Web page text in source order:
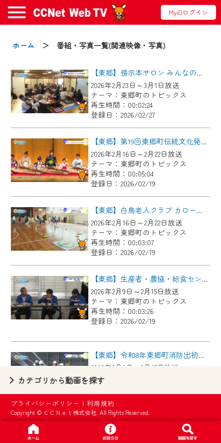
MyiDログイン
ホーム ＞ 番組・写真一覧(関連映像・写真)
【東郷】傍示本サロン みんなの食堂
2026年2月23日～3月1日放送
テーマ：東郷町のトピックス
再生時間：00:02:24
登録日：2026/02/27
【東郷】第19回東郷町伝統文化発表会
2026年2月16日～2月22日放送
テーマ：東郷町のトピックス
再生時間：00:05:04
登録日：2026/02/19
【東郷】白鳥老人クラブ カローリング大会
2026年2月16日～2月22日放送
テーマ：東郷町のトピックス
再生時間：00:03:07
登録日：2026/02/19
【東郷】生産者・農協・給食センター 三者交流会
2026年2月9日～2月15日放送
テーマ：東郷町のトピックス
再生時間：00:03:26
登録日：2026/02/19
【東郷】令和8年東郷町消防出初・観閲式
2026年2月9日～2月15日放送
テーマ：東郷町のトピックス
再生時間：00:02:55
登録日：2026/02/19
【東郷】富士浅間神社 天井画奉納式
2026年2月2日～2月8日放送
カテゴリから動画を探す
プライバシーポリシー |利用規約
Copyright © ＣＣＮｅｔ株式会社. All Rights Reserved.
お知らせ
2024/09/02
動画配信サービス『CCNet Web TV』は2024
年9月24日からリニューアルします！
【変更点】
◆デザイン変更により、お住まいの地域
の動画コンテンツが一目瞭然。
◆当社アプリやＰＣブラウザから、いつ
でも・どこでも・外出先でも！
CCNetサービスエリア20市町の地域情報
番組をご視聴いただけます！
【ご注意】
2024年9月24日からはご加入者様へのサー
ビス向上のため、
『CCNet Web TV』を利用いただくには、
一部コンテンツを除き、
CCNetサービスへの加入と『CCNetマイ
ページ※』へのログインが必要となりま
す。
いたします。
要となります。
※MyIDとは、CCNet Web TVを含むCCNetの
各種サービスをご利用頂くためのIDです。
IDはお客様が使っているメールアドレス
で設定できます。